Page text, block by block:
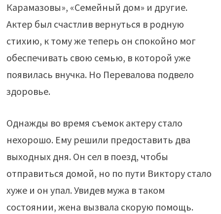
Карамазовы», «Семейный дом» и другие.
Актер был счастлив вернуться в родную
стихию, к тому же теперь он спокойно мог
обеспечивать свою семью, в которой уже
появилась внучка. Но Перевалова подвело
здоровье.
Однажды во время съемок актеру стало
нехорошо. Ему решили предоставить два
выходных дня. Он сел в поезд, чтобы
отправиться домой, но по пути Виктору стало
хуже и он упал. Увидев мужа в таком
состоянии, жена вызвала скорую помощь.